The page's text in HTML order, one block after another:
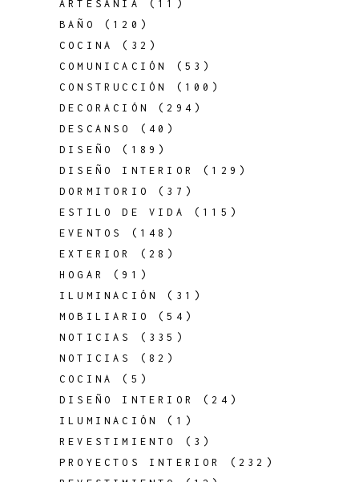
ARTESANÍA
(11)
BAÑO
(120)
COCINA
(32)
COMUNICACIÓN
(53)
CONSTRUCCIÓN
(100)
DECORACIÓN
(294)
DESCANSO
(40)
DISEÑO
(189)
DISEÑO INTERIOR
(129)
DORMITORIO
(37)
ESTILO DE VIDA
(115)
EVENTOS
(148)
EXTERIOR
(28)
HOGAR
(91)
ILUMINACIÓN
(31)
MOBILIARIO
(54)
NOTICIAS
(335)
NOTICIAS
(82)
COCINA
(5)
DISEÑO INTERIOR
(24)
ILUMINACIÓN
(1)
REVESTIMIENTO
(3)
PROYECTOS INTERIOR
(232)